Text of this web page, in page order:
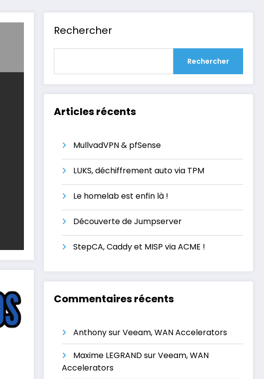
Rechercher
Rechercher
Articles récents
MullvadVPN & pfSense
LUKS, déchiffrement auto via TPM
Le homelab est enfin là !
Découverte de Jumpserver
StepCA, Caddy et MISP via ACME !
Commentaires récents
AnthonysurVeeam, WAN Accelerators
Maxime LEGRANDsurVeeam, WAN
Accelerators